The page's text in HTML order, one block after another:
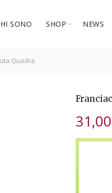
SONO SHOP NEWS
Quadra
31,00